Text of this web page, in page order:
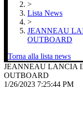
>
Lista News
>
JEANNEAU
OUTBOARD
Torna alla lista news
JEANNEAU LANCIA
OUTBOARD
1/26/2023 7:25:44 PM